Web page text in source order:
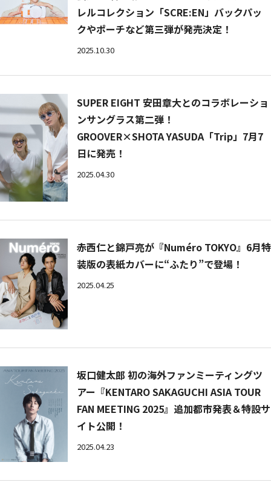
レルコレクション「SCRE:EN」バックパッ
クやポーチなど第三弾が発売決定！
2025.10.30
SUPER EIGHT 安田章大とのコラボレーショ
ンサングラス第二弾！
GROOVER×SHOTA YASUDA「Trip」7月7
日に発売！
2025.04.30
赤西仁と錦戸亮が『Numéro TOKYO』6月特
装版の表紙カバーに“ふたり”で登場！
2025.04.25
坂口健太郎 初の海外ファンミーティングツ
アー『KENTARO SAKAGUCHI ASIA TOUR
FAN MEETING 2025』追加都市発表＆特設サ
イト公開！
2025.04.23